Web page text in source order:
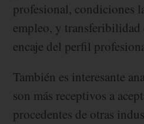
profesional, condiciones
empleo, y transferibilidad
encaje del perfil
También es interesante
son más receptivos a
procedentes de otras